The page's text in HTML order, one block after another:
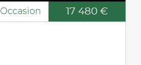
Occasion 17 480 €